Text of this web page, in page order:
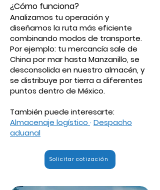
¿Cómo funciona?
Analizamos tu operación y
diseñamos la ruta más eficiente
combinando modos de transporte.
Por ejemplo: tu mercancía sale de
China por mar hasta Manzanillo, se
desconsolida en nuestro almacén, y
se distribuye por tierra a diferentes
puntos dentro de México.
También puede interesarte:
Almacenaje logístico · Despacho
aduanal
Solicitar cotización